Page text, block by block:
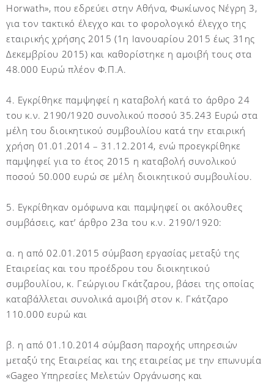
Horwath», που εδρεύει στην Αθήνα, Φωκίωνος Νέγρη 3,
για τον τακτικό έλεγχο και το φορολογικό έλεγχο της
εταιρικής χρήσης 2015 (1η Ιανουαρίου 2015 έως 31ης
Δεκεμβρίου 2015) και καθορίστηκε η αμοιβή τους στα
48.000 Ευρώ πλέον Φ.Π.Α.
4. Εγκρίθηκε παμψηφεί η καταβολή κατά το άρθρο 24
του κ.ν. 2190/1920 συνολικού ποσού 35.243 Ευρώ στα
μέλη του διοικητικού συμβουλίου κατά την εταιρική
χρήση 01.01.2014 – 31.12.2014, ενώ προεγκρίθηκε
παμψηφεί για το έτος 2015 η καταβολή συνολικού
ποσού 50.000 ευρώ σε μέλη διοικητικού συμβουλίου.
5. Εγκρίθηκαν ομόφωνα και παμψηφεί οι ακόλουθες
συμβάσεις, κατ’ άρθρο 23α του κ.ν. 2190/1920:
α. η από 02.01.2015 σύμβαση εργασίας μεταξύ της
Εταιρείας και του προέδρου του διοικητικού
συμβουλίου, κ. Γεώργιου Γκάτζαρου, βάσει της οποίας
καταβάλλεται συνολικά αμοιβή στον κ. Γκάτζαρο
110.000 ευρώ και
β. η από 01.10.2014 σύμβαση παροχής υπηρεσιών
μεταξύ της Εταιρείας και της εταιρείας με την επωνυμία
«Gageo Υπηρεσίες Μελετών Οργάνωσης και